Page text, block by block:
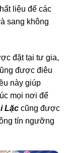
liệu để các
sang không
đặt tại tư gia,
được điêu
này giúp
mọi nơi để
Lặc cũng được
tín ngưỡng